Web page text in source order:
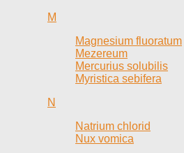
M
Magnesium fluoratum
Mezereum
Mercurius solubilis
Myristica sebifera
N
Natrium chlorid
Nux vomica